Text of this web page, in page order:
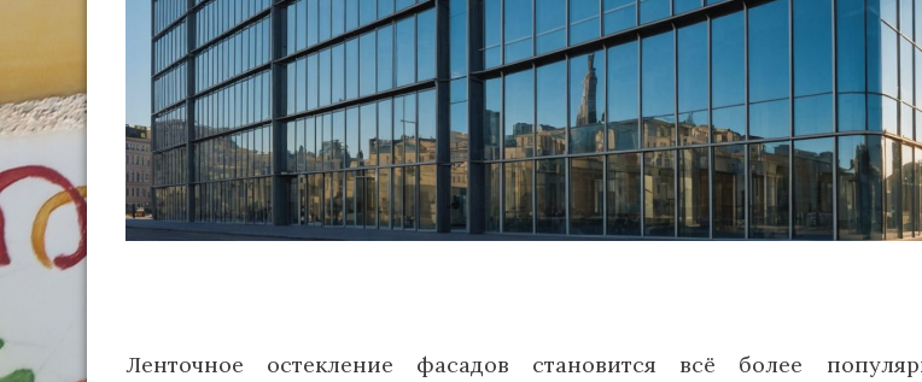
Ленточное остекление фасадов становится всё более